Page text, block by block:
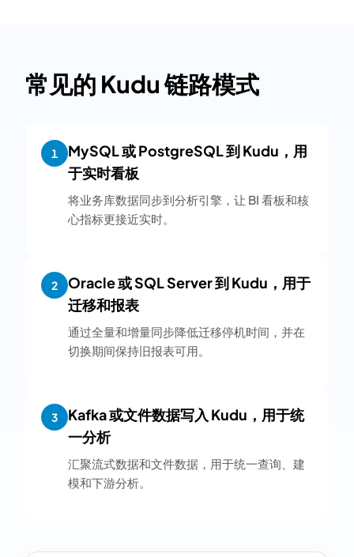
常见的 Kudu 链路模式
1
MySQL 或 PostgreSQL 到 Kudu，用
于实时看板
将业务库数据同步到分析引擎，让 BI 看板和核
心指标更接近实时。
2
Oracle 或 SQL Server 到 Kudu，用于
迁移和报表
通过全量和增量同步降低迁移停机时间，并在
切换期间保持旧报表可用。
3
Kafka 或文件数据写入 Kudu，用于统
一分析
汇聚流式数据和文件数据，用于统一查询、建
模和下游分析。